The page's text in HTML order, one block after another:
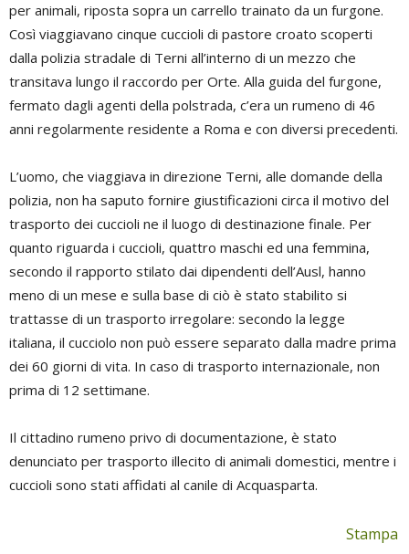
per animali, riposta sopra un carrello trainato da un furgone.
Così viaggiavano cinque cuccioli di pastore croato scoperti
dalla polizia stradale di Terni all’interno di un mezzo che
transitava lungo il raccordo per Orte. Alla guida del furgone,
fermato dagli agenti della polstrada, c’era un rumeno di 46
anni regolarmente residente a Roma e con diversi precedenti.
L’uomo, che viaggiava in direzione Terni, alle domande della
polizia, non ha saputo fornire giustificazioni circa il motivo del
trasporto dei cuccioli ne il luogo di destinazione finale. Per
quanto riguarda i cuccioli, quattro maschi ed una femmina,
secondo il rapporto stilato dai dipendenti dell’Ausl, hanno
meno di un mese e sulla base di ciò è stato stabilito si
trattasse di un trasporto irregolare: secondo la legge
italiana, il cucciolo non può essere separato dalla madre prima
dei 60 giorni di vita. In caso di trasporto internazionale, non
prima di 12 settimane.
Il cittadino rumeno privo di documentazione, è stato
denunciato per trasporto illecito di animali domestici, mentre i
cuccioli sono stati affidati al canile di Acquasparta.
Stampa